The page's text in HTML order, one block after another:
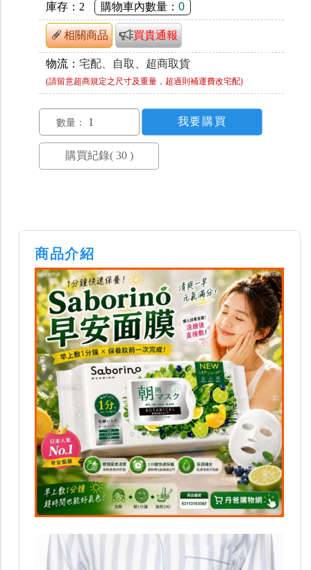
庫存： 2 購物車內數量： 0
相關商品 買貴通報
物流： 宅配、自取、超商取貨
(請留意超商規定之尺寸及重量，超過則補運費改宅配)
數量：
商品介紹